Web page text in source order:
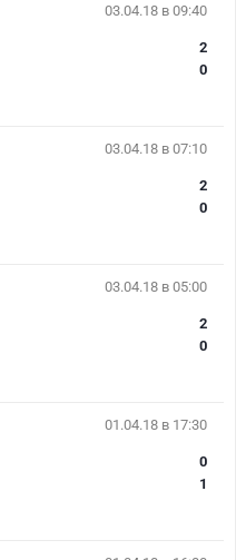
03.04.18 в 09:40
2
0
03.04.18 в 07:10
2
0
03.04.18 в 05:00
2
0
01.04.18 в 17:30
0
1